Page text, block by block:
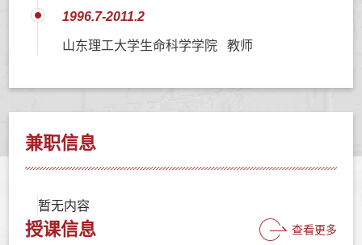
1996.7-2011.2
山东理工大学生命科学学院 教师
兼职信息
暂无内容
授课信息 查看更多